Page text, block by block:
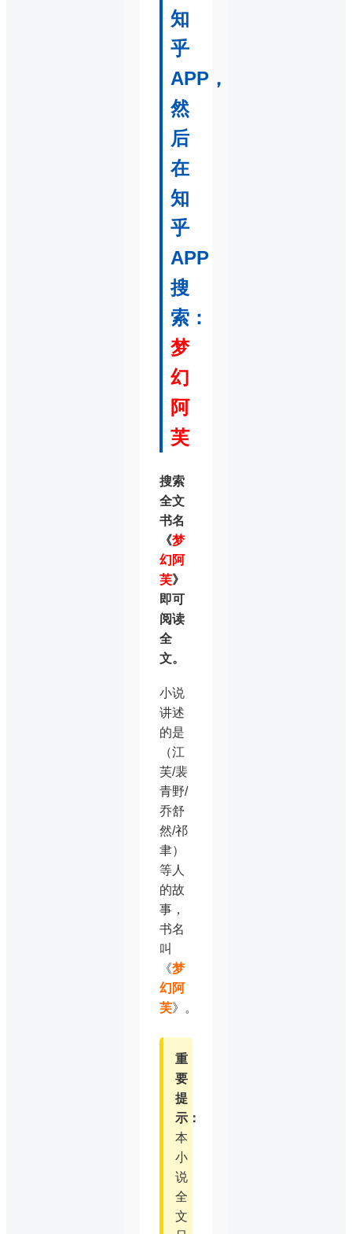
知
乎
APP，
然
后
在
知
乎
APP
搜
索：
梦
幻
阿
芙
搜索
全文
书名
《梦
幻阿
芙》
即可
阅读
全
文。
小说
讲述
的是
（江
芙/裴
青野/
乔舒
然/祁
聿）
等人
的故
事，
书名
叫
《梦
幻阿
芙》。
重
要
提
示：
本
小
说
全
文